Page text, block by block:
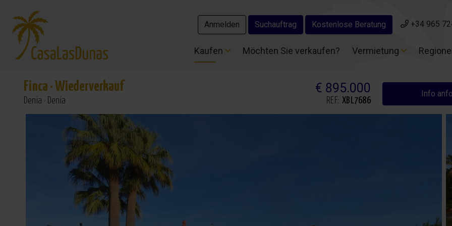
Anmelden Suchauftrag Kostenlose Beratung +34 965
Kaufen Möchten Sie verkaufen? Vermietung
Anmelden Suchauftrag Kostenlose Beratung +34 965
Kaufen Möchten Sie verkaufen? Vermietung
Finca ·Wiederverkauf
Denia · Denia
€ 895.000
REF.: XBL7686
Info